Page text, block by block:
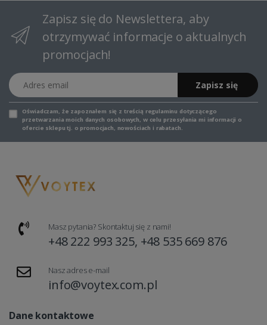
Zapisz się do Newslettera, aby
otrzymywać informacje o aktualnych
promocjach!
Adres email
Zapisz się
Oświadczam, że zapoznałem się z treścią regulaminu dotyczącego
przetwarzania moich danych osobowych, w celu przesyłania mi informacji o
ofercie sklepu tj. o promocjach, nowościach i rabatach.
Masz pytania? Skontaktuj się z nami!
+48 222 993 325, +48 535 669 876
Nasz adres e-mail
info@voytex.com.pl
Dane kontaktowe